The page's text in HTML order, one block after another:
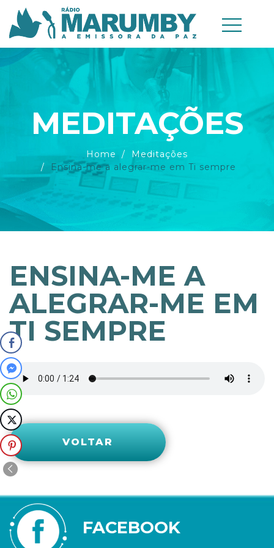
MEDITAÇÕES
Home
Meditações
Ensina-me a alegrar-me em Ti sempre
ENSINA-ME A
ALEGRAR-ME EM
TI SEMPRE
VOLTAR
FACEBOOK